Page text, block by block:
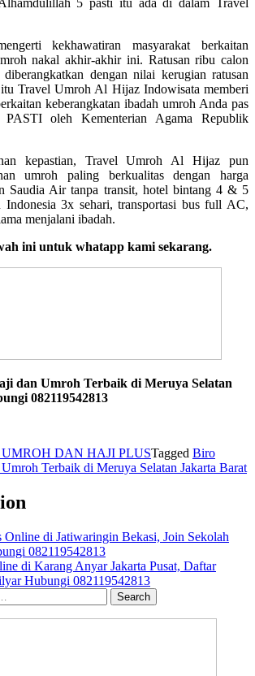
kekhawatiran masyarakat berkaitan
nakal akhir-akhir ini. Ratusan ribu calon
dengan nilai kerugian ratusan
Travel Umroh Al Hijaz Indowisata memberi
keberangkatan ibadah umroh Anda pas
oleh Kementerian Agama Republik
kepastian, Travel Umroh Al Hijaz pun
umroh paling berkualitas dengan harga
Saudia Air tanpa transit, hotel bintang 4 & 5
Indonesia 3x sehari, transportasi bus full AC,
menjalani ibadah.
ini untuk whatapp kami sekarang.
dan Umroh Terbaik di Meruya Selatan
082119542813
DAN HAJI PLUSTagged Biro
Terbaik di Meruya Selatan Jakarta Barat
di Jatiwaringin Bekasi, Join Sekolah
082119542813
di Karang Anyar Jakarta Pusat, Daftar
Hubungi 082119542813